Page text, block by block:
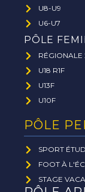
U8-U9
U6-U7
PÔLE
RÉGIONALE
U18 R1F
U13F
U10F
PÔLE
SPORT
FOOT À
STAGE